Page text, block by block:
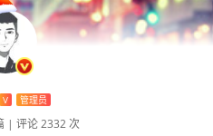
V 管理员
| 评论 2332 次